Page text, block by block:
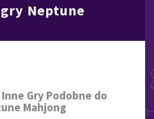
Neptune
Gry Podobne do
Mahjong